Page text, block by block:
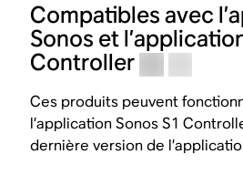
Compatibles avec
Sonos et
Controller
Ces produits peuvent
l’application Sonos S1
dernière version de